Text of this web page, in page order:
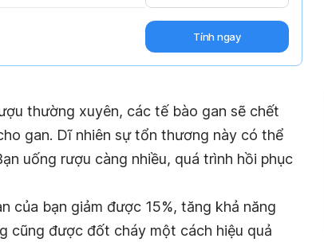
Tính ngay
thường xuyên, các tế bào gan sẽ chết
gan. Dĩ nhiên sự tổn thương này có thể
uống rượu càng nhiều, quá trình hồi phục
của bạn giảm được 15%, tăng khả năng
cũng được đốt cháy một cách hiệu quả